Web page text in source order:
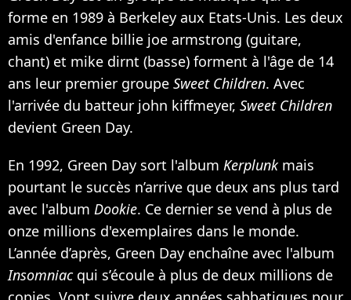
forme en 1989 à Berkeley aux Etats-Unis. Les deux
amis d'enfance billie joe armstrong (guitare,
chant) et mike dirnt (basse) forment à l'âge de 14
ans leur premier groupe Sweet Children. Avec
l'arrivée du batteur john kiffmeyer, Sweet Children
devient Green Day.
En 1992, Green Day sort l'album Kerplunk mais
pourtant le succès n’arrive que deux ans plus tard
avec l'album Dookie. Ce dernier se vend à plus de
onze millions d'exemplaires dans le monde.
L’année d’après, Green Day enchaîne avec l'album
Insomniacqui s’écoule à plus de deux millions de